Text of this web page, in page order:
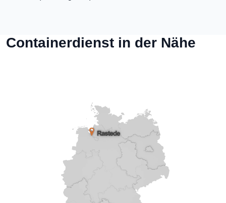
Containerdienst in der Nähe